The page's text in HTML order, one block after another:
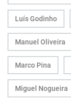
Luís Godinho
Manuel Oliveira
Marco Pina
Miguel Nogueira